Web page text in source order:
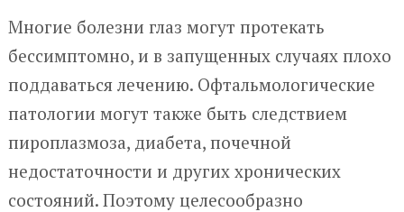
Многие болезни глаз могут протекать
бессимптомно, и в запущенных случаях плохо
поддаваться лечению. Офтальмологические
патологии могут также быть следствием
пироплазмоза, диабета, почечной
недостаточности и других хронических
состояний. Поэтому целесообразно